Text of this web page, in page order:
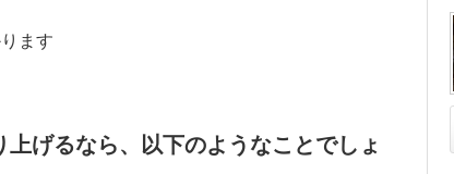
ます
げるなら、以下のようなことでしょ